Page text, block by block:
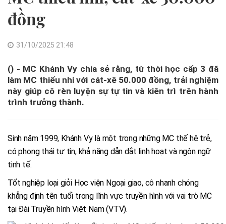
đồng
31/10/2025 21:48
() - MC Khánh Vy chia sẻ rằng, từ thời học cấp 3 đã
làm MC thiếu nhi với cát-xê 50.000 đồng, trải nghiệm
này giúp cô rèn luyện sự tự tin và kiên trì trên hành
trình trưởng thành.
Sinh năm 1999, Khánh Vy là một trong những MC thế hệ trẻ,
có phong thái tự tin, khả năng dẫn dắt linh hoạt và ngôn ngữ
tinh tế.
Tốt nghiệp loại giỏi Học viện Ngoại giao, cô nhanh chóng
khẳng định tên tuổi trong lĩnh vực truyền hình với vai trò MC
tại Đài Truyền hình Việt Nam (VTV).